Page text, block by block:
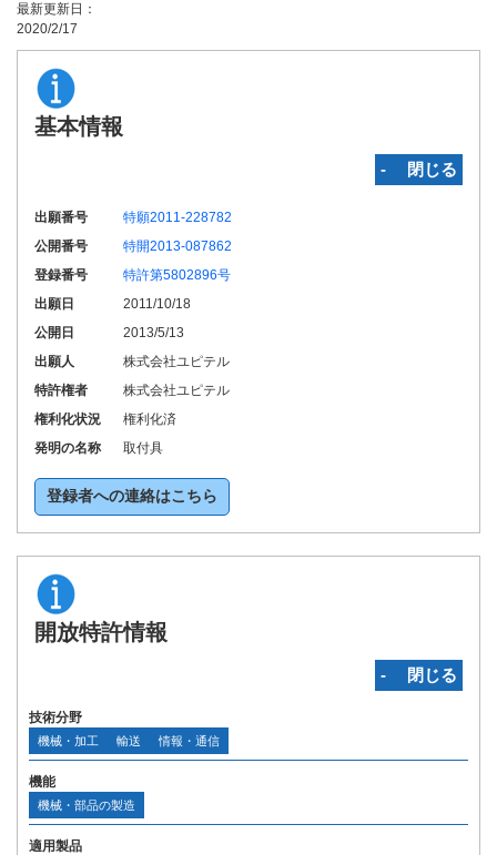
最新更新日：
2020/2/17
基本情報
‐ 閉じる
出願番号
特願2011-228782
公開番号
特開2013-087862
登録番号
特許第5802896号
出願日
2011/10/18
公開日
2013/5/13
出願人
株式会社ユピテル
特許権者
株式会社ユピテル
権利化状況
権利化済
発明の名称
取付具
登録者への連絡はこちら
開放特許情報
‐ 閉じる
技術分野
機械・加工 輸送 情報・通信
機能
機械・部品の製造
適用製品